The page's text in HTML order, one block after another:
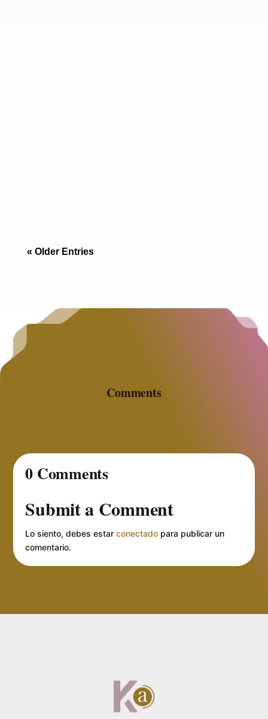
« Older Entries
Comments
0 Comments
Submit a Comment
Lo siento, debes estarconectado para publicar un
comentario.